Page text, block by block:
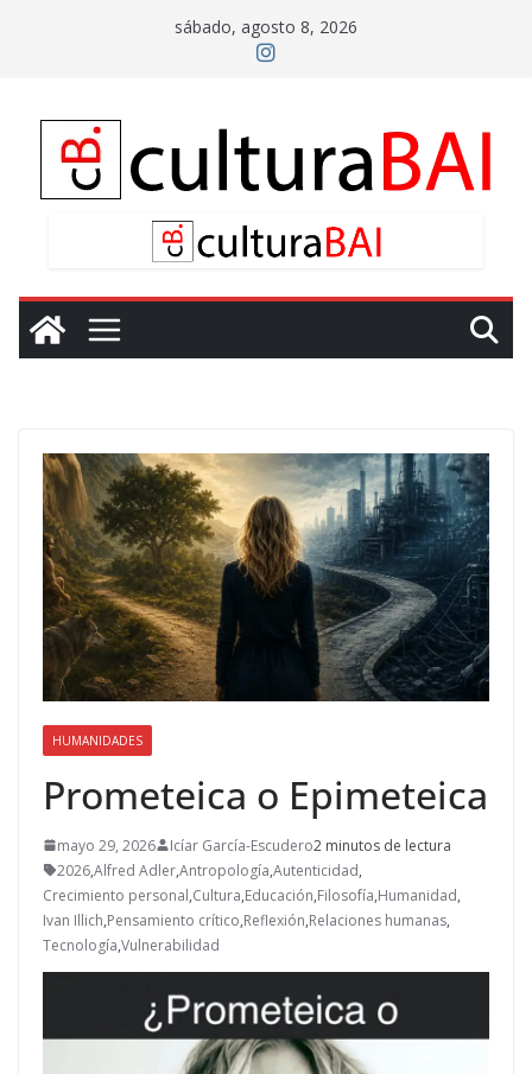
sábado, agosto 8, 2026
HUMANIDADES
Prometeica o Epimeteica
mayo 29, 2026 Icíar García-Escudero2 minutos de lectura
2026,Alfred Adler,Antropología,Autenticidad,
Crecimiento personal,Cultura,Educación,Filosofía,Humanidad,
Ivan Illich,Pensamiento crítico,Reflexión,Relaciones humanas,
Tecnología,Vulnerabilidad